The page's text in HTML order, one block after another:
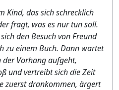
Kind, das sich schrecklich
fragt, was es nur tun soll.
den Besuch von Freund
zu einem Buch. Dann wartet
Vorhang aufgeht,
und vertreibt sich die Zeit
zuerst drankommen, ärgert